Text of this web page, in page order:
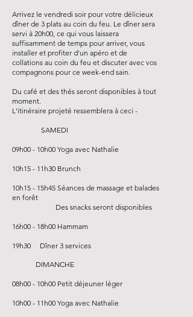
Arrivez le vendredi soir pour votre délicieux
dîner de 3 plats au coin du feu. Le dîner sera
servi à 20h00, ce qui vous laissera
suffisamment de temps pour arriver, vous
installer et profiter d'un apéro et de
collations au coin du feu et discuter avec vos
compagnons pour ce week-end sain.
Du café et des thés seront disponibles à tout
moment.
L'itinéraire projeté ressemblera à ceci -
SAMEDI
09h00 - 10h00 Yoga avec Nathalie
10h15 - 11h30 Brunch
10h15 - 15h45 Séances de massage et balades
en forêt
Des snacks seront disponibles
16h00 - 18h00 Hammam
19h30 Dîner 3 services
DIMANCHE
08h00 - 10h00 Petit déjeuner léger
10h00 - 11h00 Yoga avec Nathalie